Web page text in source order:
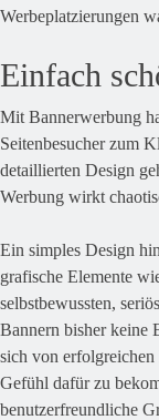
Werbeplatzierungen
Einfach
Mit Bannerwerbung
Seitenbesucher zum
detaillierten Design
Werbung wirkt
Ein simples Design
grafische Elemente
selbstbewussten,
Bannern bisher keine
sich von
Gefühl dafür zu
benutzerfreundliche